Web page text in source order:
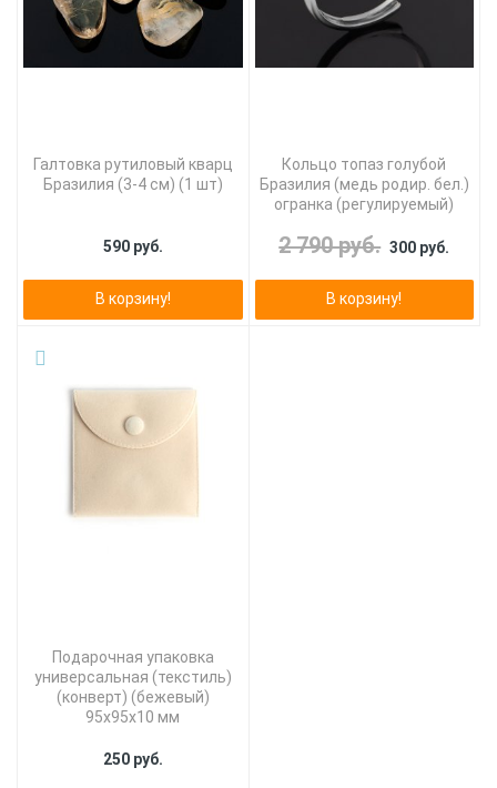
Галтовка рутиловый кварц
Бразилия (3-4 см) (1 шт)
590 руб.
В корзину!
Кольцо топаз голубой
Бразилия (медь родир. бел.)
огранка (регулируемый)
2 790 руб. 300 руб.
В корзину!
Подарочная упаковка
универсальная (текстиль)
(конверт) (бежевый)
95х95х10 мм
250 руб.